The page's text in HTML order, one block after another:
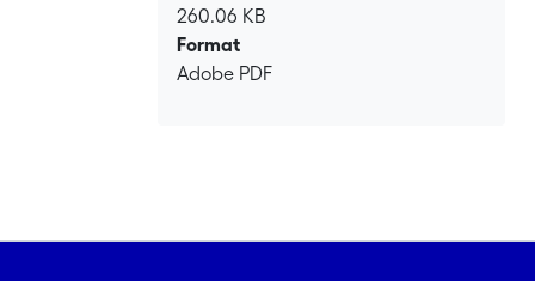
260.06 KB
Format
Adobe PDF